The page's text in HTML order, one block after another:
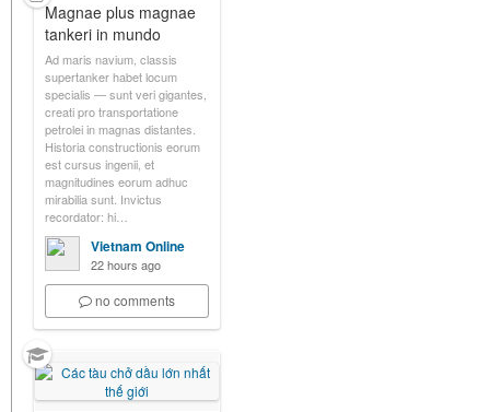
Magnae plus magnae
tankeri in mundo
Ad maris navium, classis
supertanker habet locum
specialis — sunt veri gigantes,
creati pro transportatione
petrolei in magnas distantes.
Historia constructionis eorum
est cursus ingenii, et
magnitudines eorum adhuc
mirabilia sunt. Invictus
recordator: hi…
Vietnam Online
22 hours ago
no comments